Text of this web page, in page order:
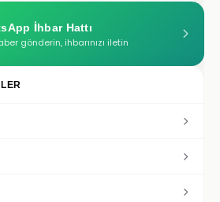
İhbar Hattı
gönderin, ihbarınızı iletin